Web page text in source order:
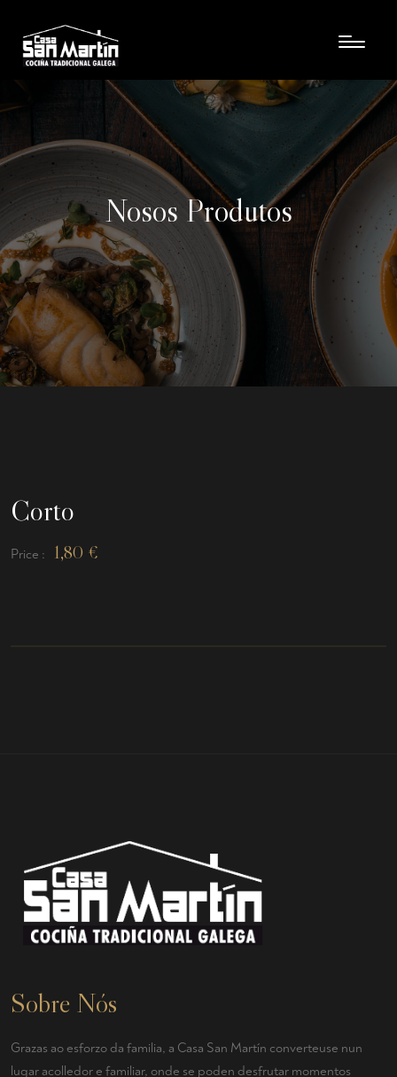
Nosos Produtos
Corto
Price : 1,80 €
Sobre Nós
Grazas ao esforzo da familia, a Casa San Martín converteuse nun
lugar acolledor e familiar, onde se poden desfrutar momentos